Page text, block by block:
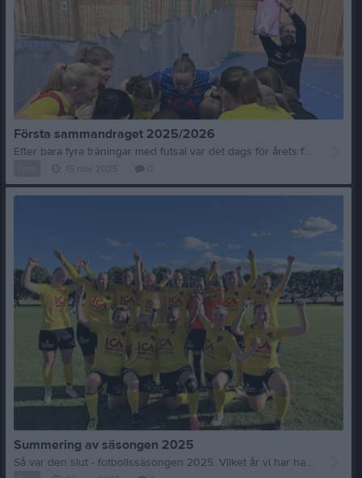
Första sammandraget 2025/2026
Efter bara fyra träningar med futsal var det dags för årets första sammandrag. Precis som förra året inledde vi en fredagkväll i Wahlbeckshallen. Motståndet för kvällen var Linghems SK och KFUM Linköping Futsal. Två tuffa matcher att inleda med. Det var ett glatt och redo gäng som samlades i omklädningsrummet i hallen. Alla var redo att dra igång säsongen och köra på ännu en futsalsäsong. Första matchen mot Linghem kunde inte ha börjat mycket sämre. Efter 17 sekunder tog motståndarna ledningen med 0-1 efter ett gäng otursstudsar. Det påverkade inte lagets vilja och spel. Vi kom in i matchen och började bygga vårt eget spel. Vi skapade ett gäng halvchanser men kände ändå att vi hade något på gång. I den 13 minuten får vi in hörna. Med en egen variant lyckas Virre tillslut få bollen bakom målvakten. 1-1. Sedan tog det bara 30 sekunder innan det rasslade till direkt. Nyförvärvet Emelie avlossade en sin bössa och målvakten kunde inte hålla kvar bollen och Erica var snabbt där på returen. Vi hade vänt! 2-1 stod sig till halvtidsvilan. Väl i andra fortsatte vi spela vårt spel och gick in i duellerna. Efter 8 minuter i andra halvlek vinner Linn L bollen på egen planhalva och driver uppåt. Hon hittar en perfekt passning till Virre som följt med på andra kanten. Virre lyckas från snäv vinkel sätta in bollen och vi ledde alltså med 3-1. Ett resultat som stod sig hela vägen. Seger i premiären. En go känsla att ta med sig vidare. Väl i pausen blev det toast, körv och annat trevligt att fylla på energin med. Som det ska vara. Efter en lång paus var det dags att försöka få igång kropparna igen för kvällens sista match mot KFUM. De hade spelat en match precis innan oss så de skulle vara varma och igång, men kanske lite trötta. Vi lyckas ändå komma igång och känner att det finns något. Första halvlek blir en jämn kamp men KFUM lyckas få in ett mål i den 11 minuten. Andra halvlek blir istället en kamp. Matchen är tuff och det är hårda, men för det mesta fair dueller. Andra halvlek slutar till slut 0-0 även om vi skapar ett gäng lägen och har ett skott i ribban. Surt, men vi känner att vi är där! Som vanligt efter match kan vi konstatera att vi gjort bra prestationer. Vi kämpar hela matcherna igenom och visar att viljan i laget är av guld. Stämningen efteråt är ändå på topp och alla är nöjda med dagen. Vi ser redan fram mot nästa sammandrag. Forza FIF!
Summering av säsongen 2025
Så var den slut - fotbollssäsongen 2025. Vilket år vi har haft. För andra året i rad kan Fornåsa IF husera ett damlag i seriespel. Fantastiskt roligt. Vi började tidigt, redan i februari, att träna på vårt nya fina konstgräs. Det bjöds på klassiskt försäsongsväder med snö, regn och ibland bara blåst. Mmm, en tränares favorit! Allt för lite (konst)gräs under fötterna. Årets upplägg på Division 4 var lite annorlunda jämfört med förra årets. Fyra geografiskt uppdelade serier med dubbelmöten under våren och tre nivåindelade serier under hösten. Det kanske inte passar alla lag men för oss var upplägget bra och vi såg fram mot årets säsong. Vi hade en tuff start på säsongen mot skickliga Mjölby AI, Boren och Borensberg. Fyra lag som absolut hade kunnat legat i högre serier. Med de sagt gör vi, trots flera insläppta mål, mycket bra prestationer och vi blir bättre för varje match. Känslan av att vi faktiskt spelar som ett lag gör att vi känner att det är tuffare att förlora. Vårens höjdpunkter var matcherna mot Västra Harg. Nystartade för året och med en liknande förening och inställning till fotbollen. Det blev två jämna kamper där vi gick segrande ur den ena och Västra Harg den andra. Efter en välbehövlig sommarledighet med träningsfritt men också frivilliga fyspass och laghäng till fotbolls-EM var vi redo för hösten. Å vilken start vi fick. Vi inledde säsongen med två segrar över Gammalkil (också nystartat, fantastiskt kul att de var med under hösten) och Västra Harg. Vi får också till målskyttet och gör flera läckra mål, bland annat på en intränad hörnvariant. Därefter börjar det bli tufft. Vi förlorar ett gäng matcher och drabbas av flera skador vilket gör truppen tunnare och skörare. Vi avslutar starkt mot Lotorp där vi trots 10 spelare (9 i stora delar av första halvlek) tar oss igenom matchen och lyckas hålla 3-3. På träningarna under året har vi haft det otroligt roligt och har utvecklats något enormt. Vi har haft 6st nya spelare som börjat spela med oss, men vi har även tappat några stycken. En del har fått ta lite mammaledighet samtidigt som en del är tillbaka från det. Totalt sett en härlig säsong med ett helt fantastiskt gäng människor som gillar att samlas kring fotbollen. Nu väntar lite drygt en månads ledighet innan vi startar upp futsalsäsongen i slutet av oktober. Är du sugen på att joina vårt härliga gäng - det härligaste vi tränare varit en del av - så hör av dig till ?Olle 076-321 80 70 eller Micke 070-579 97 20. ?Kom å testa! //Tränarna